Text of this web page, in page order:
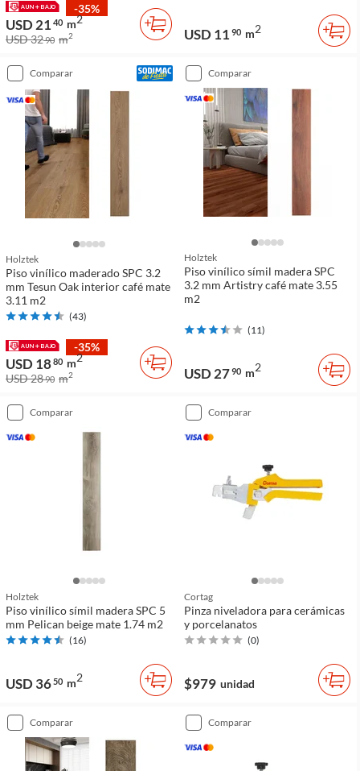
-35%
USD 21 40 m2
USD 3290 m2 USD 11 90 m2
comparar
Holztek
Piso vinílico maderado SPC 3.2
mm Tesun Oak interior café mate
3.11 m2
(43)
-35%
USD 1880 m2
USD 2890 m2
comparar
Holztek
Piso vinílico símil madera SPC
3.2 mm Artistry café mate 3.55
m2
(11)
USD 2790 m2
comparar
Holztek
Piso vinílico símil madera SPC 5
mm Pelican beige mate 1.74 m2
(16)
USD 36 50 m2
comparar
Cortag
Pinza niveladora para cerámicas
y porcelanatos
(0)
$979 unidad
comparar comparar